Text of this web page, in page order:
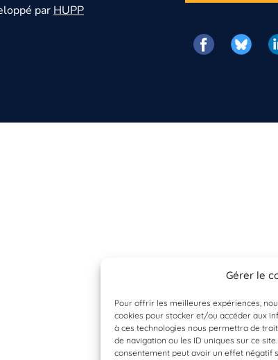
Gérer le
Pour offrir les meilleures expériences,
cookies pour stocker et/ou accéder aux
à ces technologies nous permettra de
de navigation ou les ID uniques sur ce
consentement peut avoir un effet négatif
parHUPP